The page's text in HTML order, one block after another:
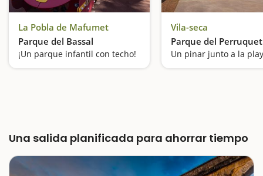
La Pobla de Mafumet
Parque del Bassal
¡Un parque infantil con techo!
Vila-seca
Parque del Perruquet
Un pinar junto a la
Una salida planificada para ahorrar tiempo